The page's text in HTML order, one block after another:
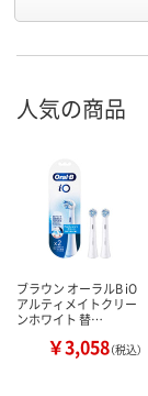
人気の商品
ブラウン オーラルB iO
アルティメイトクリー
ンホワイト 替…
￥3,058（税込）